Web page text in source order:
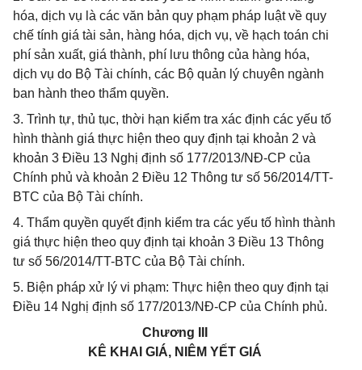
hóa, dịch vụ là các văn bản quy phạm pháp luật về quy
chế tính giá tài sản, hàng hóa, dịch vụ, về hạch toán chi
phí sản xuất, giá thành, phí lưu thông của hàng hóa,
dịch vụ do Bộ Tài chính, các Bộ quản lý chuyên ngành
ban hành theo thẩm quyền.
3. Trình tự, thủ tục, thời hạn kiểm tra xác định các yếu tố
hình thành giá thực hiện theo quy định tại khoản 2 và
khoản 3 Điều 13 Nghị định số 177/2013/NĐ-CP của
Chính phủ và khoản 2 Điều 12 Thông tư số 56/2014/TT-
BTC của Bộ Tài chính.
4. Thẩm quyền quyết định kiểm tra các yếu tố hình thành
giá thực hiện theo quy định tại khoản 3 Điều 13 Thông
tư số 56/2014/TT-BTC của Bộ Tài chính.
5. Biện pháp xử lý vi phạm: Thực hiện theo quy định tại
Điều 14 Nghị định số 177/2013/NĐ-CP của Chính phủ.
Chương III
KÊ KHAI GIÁ, NIÊM YẾT GIÁ